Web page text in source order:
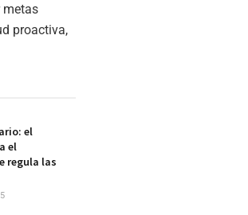
metas
proactiva,
el
el
regula las